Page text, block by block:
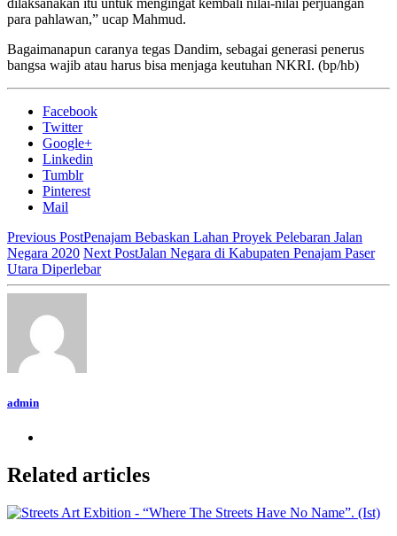
para pahlawan,” ucap Mahmud.
Bagaimanapun caranya tegas Dandim, sebagai generasi penerus
bangsa wajib atau harus bisa menjaga keutuhan NKRI. (bp/hb)
Facebook
Twitter
Google+
Linkedin
Tumblr
Pinterest
Mail
Previous PostPenajam Bebaskan Lahan Proyek Pelebaran Jalan
Negara 2020 Next PostJalan Negara di Kabupaten Penajam Paser
Utara Diperlebar
admin
Related articles